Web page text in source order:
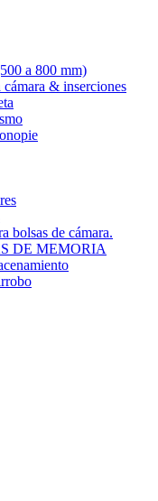
a 800 mm)
& inserciones
bolsas de cámara.
DE MEMORIA